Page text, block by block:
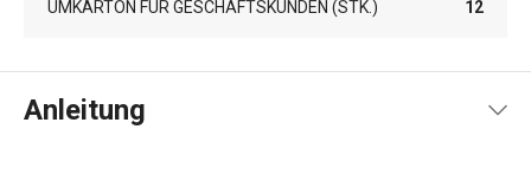
UMKARTON FÜR GESCHÄFTSKUNDEN (STK.) 12
Anleitung